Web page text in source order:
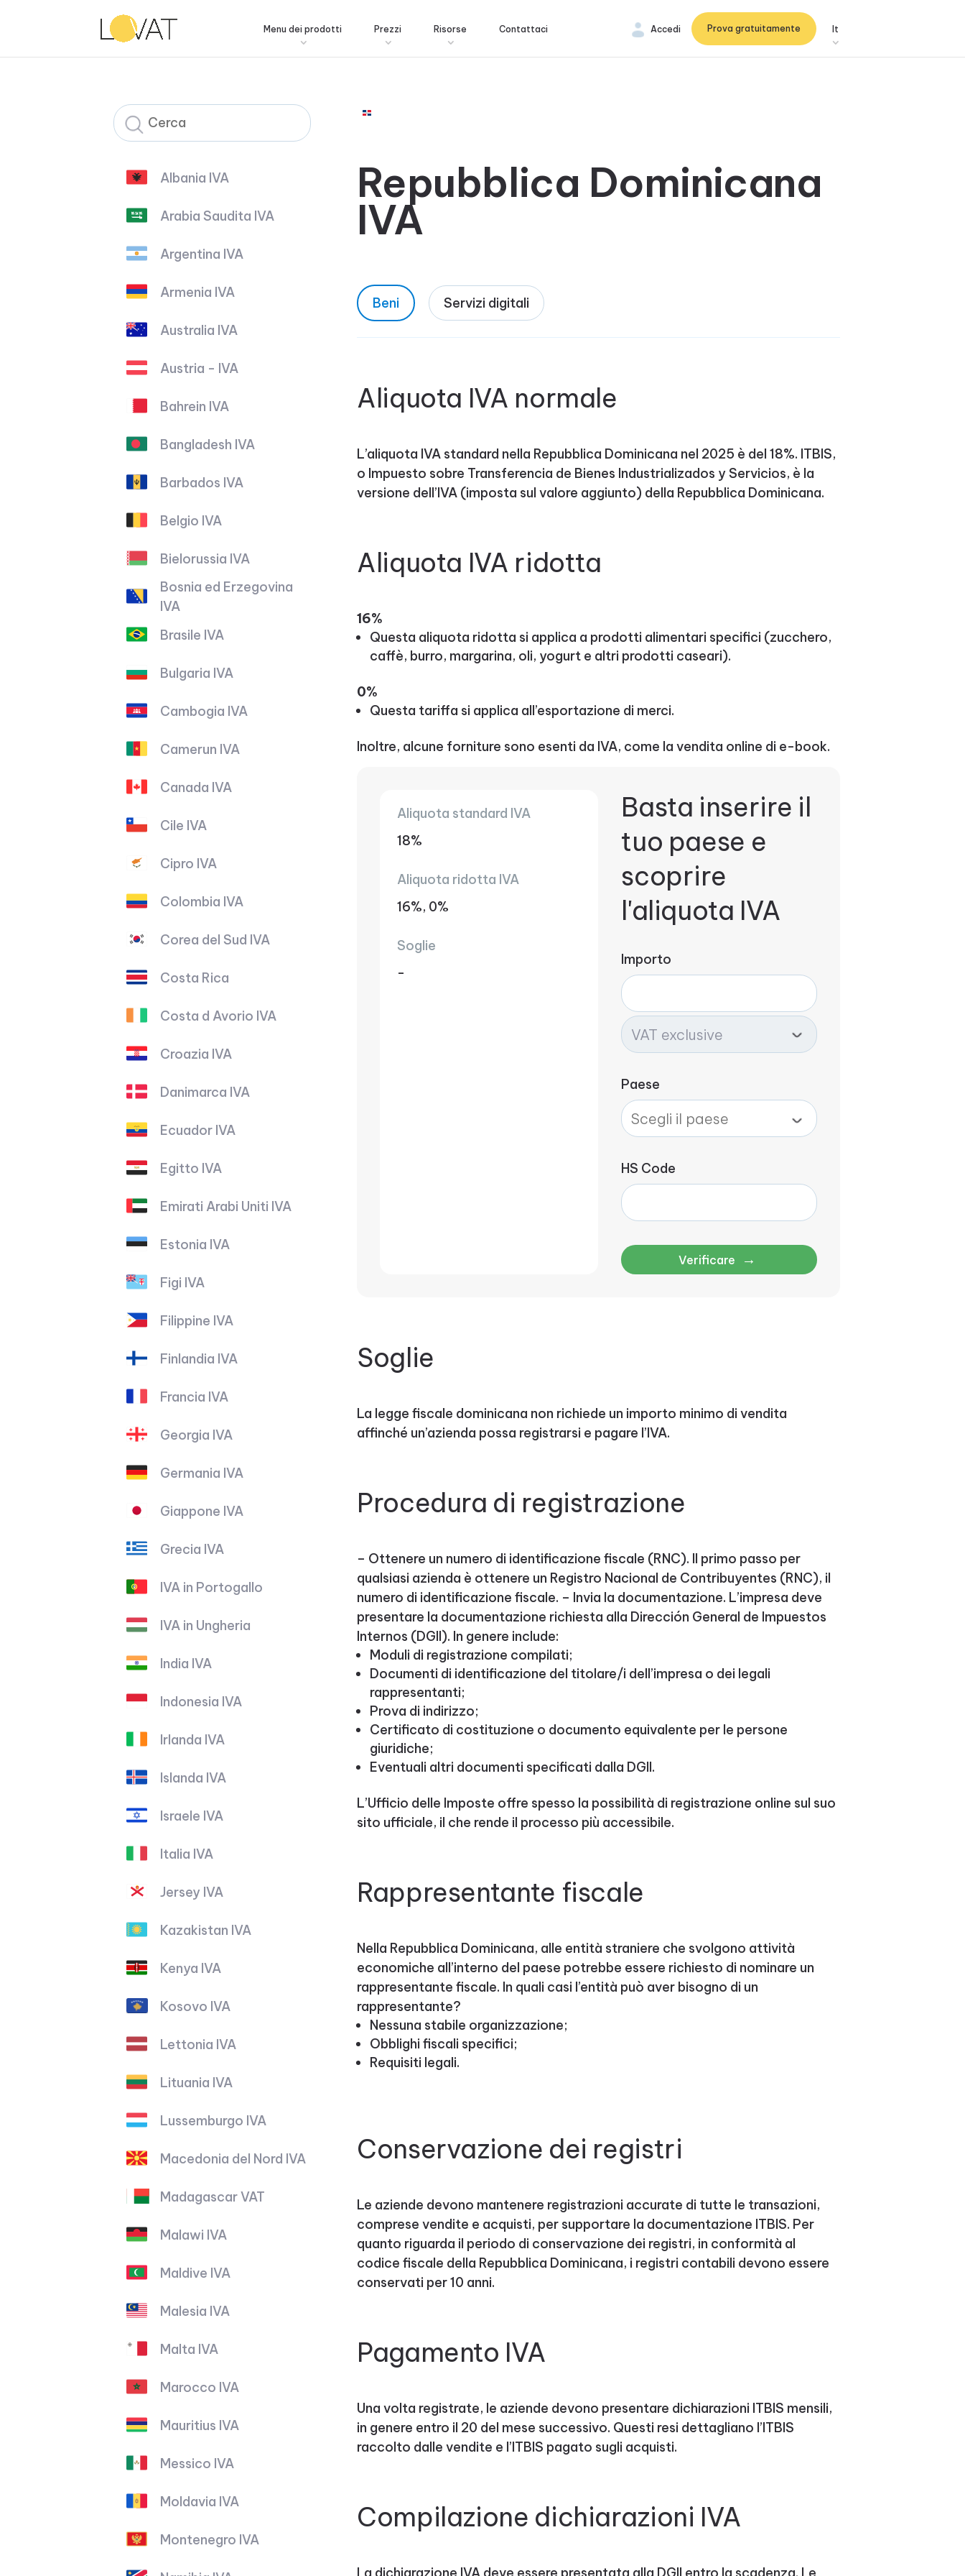
Menu dei prodotti Prezzi Risorse Contattaci It
Prova gratuitamente
Accedi
Albania IVA
Arabia Saudita IVA
Argentina IVA
Armenia IVA
Australia IVA
Austria - IVA
Bahrein IVA
Bangladesh IVA
Barbados IVA
Belgio IVA
Bielorussia IVA
Bosnia ed Erzegovina
IVA
Brasile IVA
Bulgaria IVA
Cambogia IVA
Camerun IVA
Canada IVA
Cile IVA
Cipro IVA
Colombia IVA
Corea del Sud IVA
Costa Rica
Costa d Avorio IVA
Croazia IVA
Danimarca IVA
Ecuador IVA
Egitto IVA
Emirati Arabi Uniti IVA
Estonia IVA
Figi IVA
Filippine IVA
Finlandia IVA
Francia IVA
Georgia IVA
Germania IVA
Giappone IVA
Grecia IVA
IVA in Portogallo
IVA in Ungheria
India IVA
Indonesia IVA
Irlanda IVA
Islanda IVA
Israele IVA
Italia IVA
Jersey IVA
Kazakistan IVA
Kenya IVA
Kosovo IVA
Lettonia IVA
Lituania IVA
Lussemburgo IVA
Macedonia del Nord IVA
Madagascar VAT
Malawi IVA
Maldive IVA
Malesia IVA
Malta IVA
Marocco IVA
Mauritius IVA
Messico IVA
Moldavia IVA
Montenegro IVA
Repubblica Dominicana
IVA
Beni Servizi digitali
Aliquota IVA normale
L’aliquota IVA standard nella Repubblica Dominicana nel 2025 è del 18%. ITBIS,
o Impuesto sobre Transferencia de Bienes Industrializados y Servicios, è la
versione dell’IVA (imposta sul valore aggiunto) della Repubblica Dominicana.
Aliquota IVA ridotta
16%
Questa aliquota ridotta si applica a prodotti alimentari specifici (zucchero,
caffè, burro, margarina, oli, yogurt e altri prodotti caseari).
0%
Questa tariffa si applica all’esportazione di merci.
Inoltre, alcune forniture sono esenti da IVA, come la vendita online di e-book.
Aliquota standard IVA
18%
Aliquota ridotta IVA
16%, 0%
Soglie
-
Basta inserire il
tuo paese e
scoprire
l'aliquota IVA
Importo
Paese
HS Code
Verificare →
Soglie
La legge fiscale dominicana non richiede un importo minimo di vendita
affinché un’azienda possa registrarsi e pagare l’IVA.
Procedura di registrazione
– Ottenere un numero di identificazione fiscale (RNC). Il primo passo per
qualsiasi azienda è ottenere un Registro Nacional de Contribuyentes (RNC), il
numero di identificazione fiscale. – Invia la documentazione. L’impresa deve
presentare la documentazione richiesta alla Dirección General de Impuestos
Internos (DGII). In genere include:
Moduli di registrazione compilati;
Documenti di identificazione del titolare/i dell’impresa o dei legali
rappresentanti;
Prova di indirizzo;
Certificato di costituzione o documento equivalente per le persone
giuridiche;
Eventuali altri documenti specificati dalla DGII.
L’Ufficio delle Imposte offre spesso la possibilità di registrazione online sul suo
sito ufficiale, il che rende il processo più accessibile.
Rappresentante fiscale
Nella Repubblica Dominicana, alle entità straniere che svolgono attività
economiche all’interno del paese potrebbe essere richiesto di nominare un
rappresentante fiscale. In quali casi l’entità può aver bisogno di un
rappresentante?
Nessuna stabile organizzazione;
Obblighi fiscali specifici;
Requisiti legali.
Conservazione dei registri
Le aziende devono mantenere registrazioni accurate di tutte le transazioni,
comprese vendite e acquisti, per supportare la documentazione ITBIS. Per
quanto riguarda il periodo di conservazione dei registri, in conformità al
codice fiscale della Repubblica Dominicana, i registri contabili devono essere
conservati per 10 anni.
Pagamento IVA
Una volta registrate, le aziende devono presentare dichiarazioni ITBIS mensili,
in genere entro il 20 del mese successivo. Questi resi dettagliano l’ITBIS
raccolto dalle vendite e l’ITBIS pagato sugli acquisti.
Compilazione dichiarazioni IVA